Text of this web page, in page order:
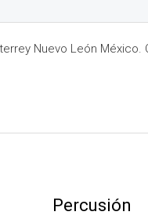
Nuevo León México.
Percusión